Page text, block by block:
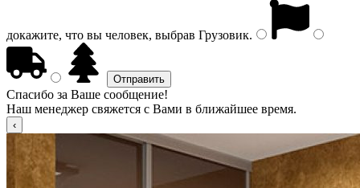
докажите, что вы человек, выбрав Грузовик.
Спасибо за Ваше сообщение!
Наш менеджер свяжется с Вами в ближайшее время.